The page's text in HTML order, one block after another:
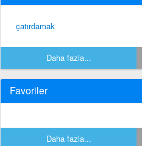
çatırdamak
Daha fazla...
Favoriler
Daha fazla...